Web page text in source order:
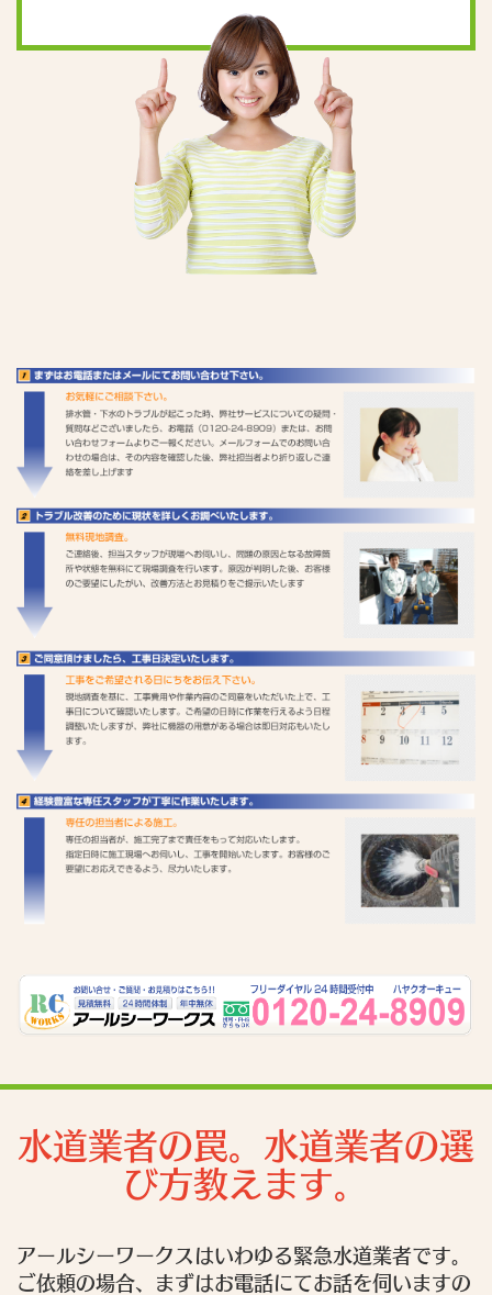
水道業者の罠。水道業者の選
び方教えます。
アールシーワークスはいわゆる緊急水道業者です。
ご依頼の場合、まずはお電話にてお話を伺いますの